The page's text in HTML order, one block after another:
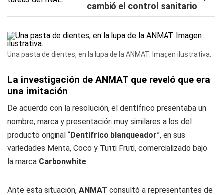
cambió el control sanitario
Una pasta de dientes, en la lupa de la ANMAT. Imagen ilustrativa.
La investigación de ANMAT que reveló que era
una imitación
De acuerdo con la resolución, el dentífrico presentaba un
nombre, marca y presentación muy similares a los del
producto original “Dentífrico blanqueador”, en sus
variedades Menta, Coco y Tutti Fruti, comercializado bajo
la marca Carbonwhite.
Ante esta situación, ANMAT consultó a representantes de